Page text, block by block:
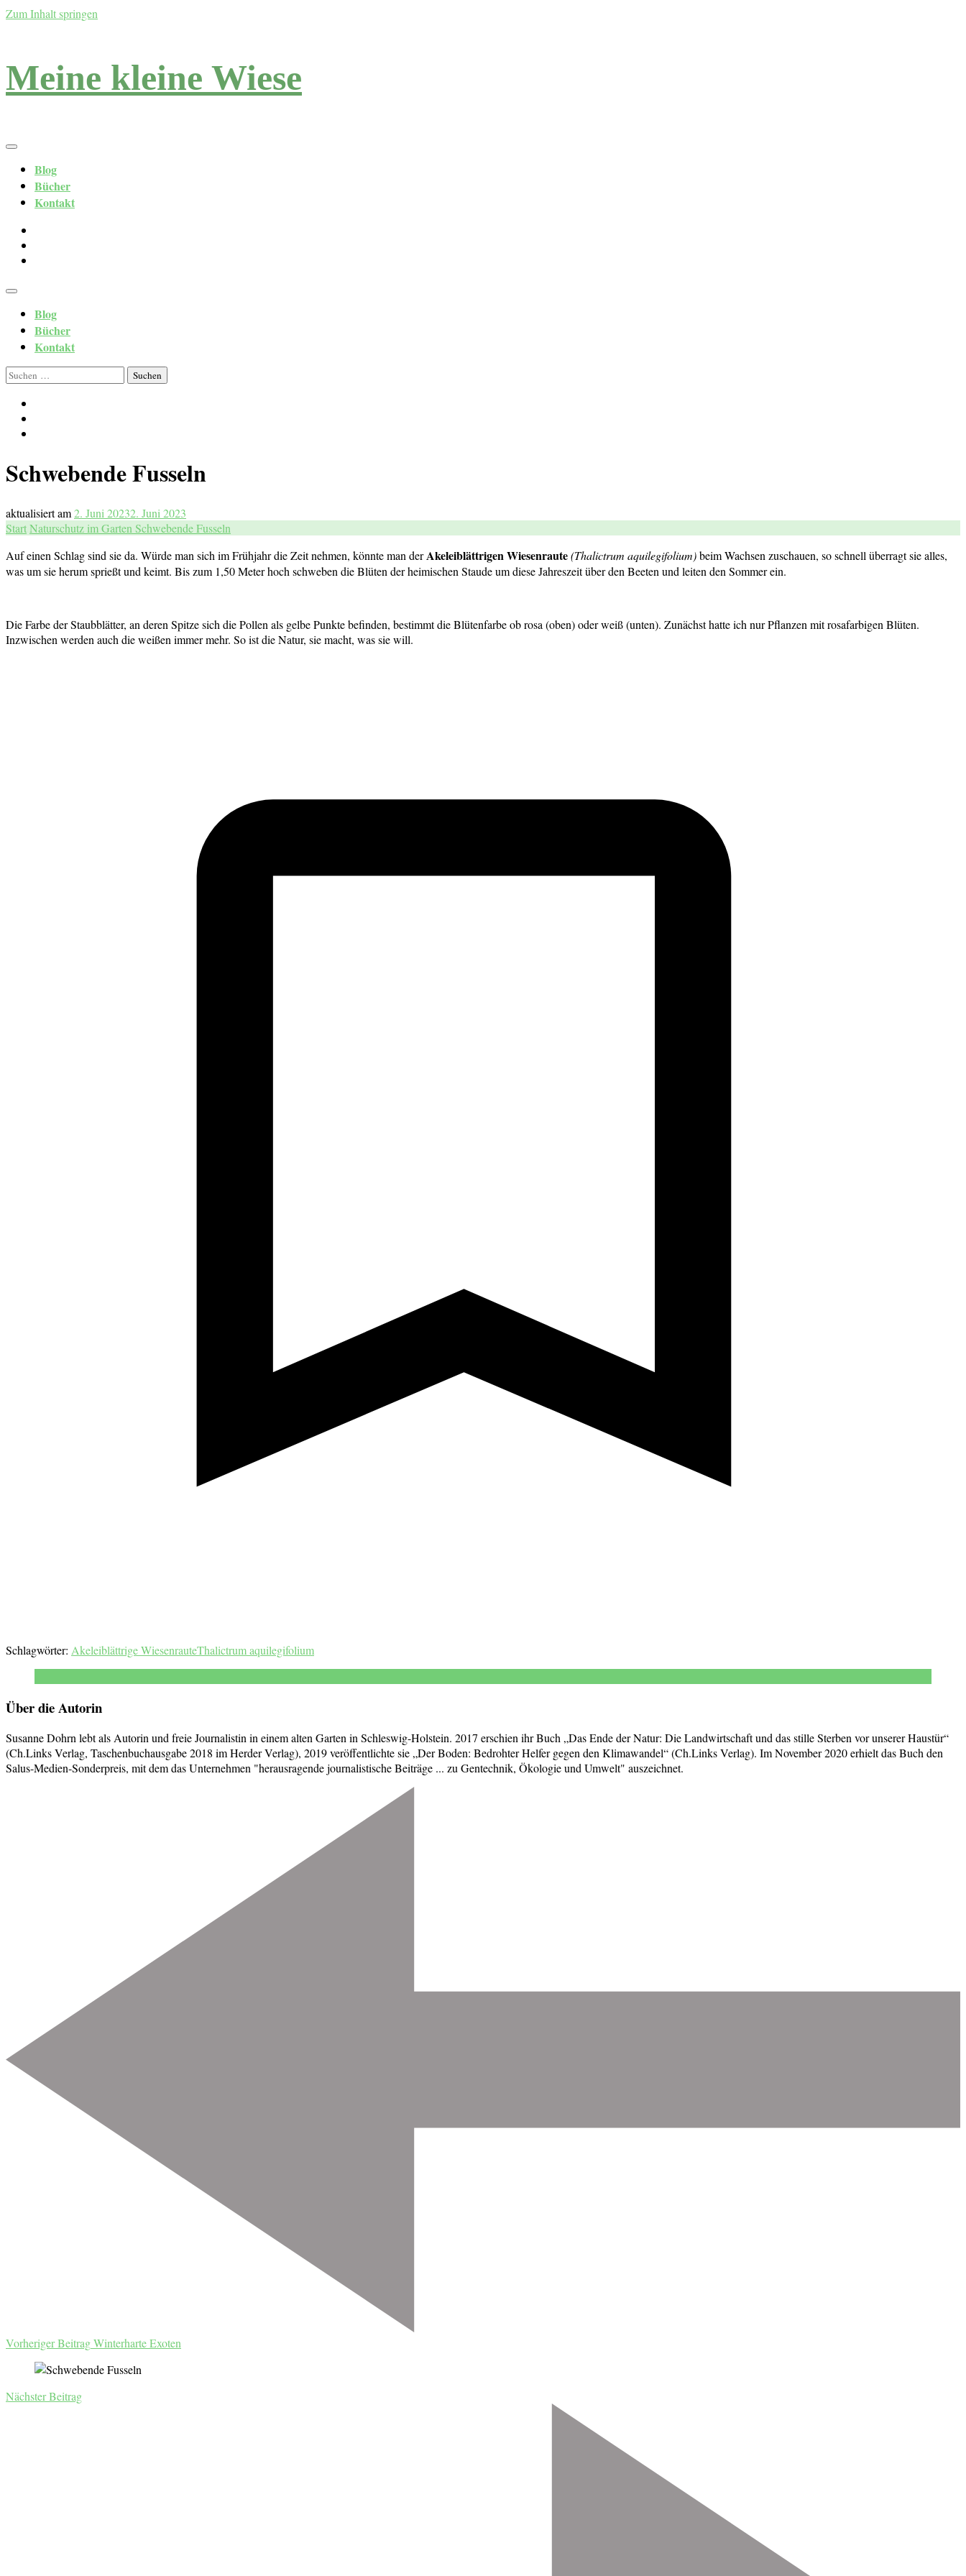
Zum Inhalt springen
Meine kleine Wiese
Blog
Bücher
Kontakt
Blog
Bücher
Kontakt
Suchen
nach:
Schwebende Fusseln
aktualisiert am2. Juni 20232. Juni 2023
StartNaturschutz im Garten Schwebende Fusseln
Auf einen Schlag sind sie da. Würde man sich im Frühjahr die Zeit nehmen, könnte man derAkeleiblättrigen Wiesenraute(Thalictrum aquilegifolium)beim Wachsen zuschauen, so schnell überragt sie alles,
was um sie herum sprießt und keimt. Bis zum 1,50 Meter hoch schweben die Blüten der heimischen Staude um diese Jahreszeit über den Beeten und leiten den Sommer ein.
Die Farbe der Staubblätter, an deren Spitze sich die Pollen als gelbe Punkte befinden, bestimmt die Blütenfarbe ob rosa (oben) oder weiß (unten). Zunächst hatte ich nur Pflanzen mit rosafarbigen Blüten.
Inzwischen werden auch die weißen immer mehr. So ist die Natur, sie macht, was sie will.
Schlagwörter: Akeleiblättrige WiesenrauteThalictrum aquilegifolium
Über die Autorin
Susanne Dohrn lebt als Autorin und freie Journalistin in einem alten Garten in Schleswig-Holstein. 2017 erschien ihr Buch „Das Ende der Natur: Die Landwirtschaft und das stille Sterben vor unserer Haustür“
(Ch.Links Verlag, Taschenbuchausgabe 2018 im Herder Verlag), 2019 veröffentlichte sie „Der Boden: Bedrohter Helfer gegen den Klimawandel“ (Ch.Links Verlag). Im November 2020 erhielt das Buch den
Salus-Medien-Sonderpreis, mit dem das Unternehmen "herausragende journalistische Beiträge ... zu Gentechnik, Ökologie und Umwelt" auszeichnet.
Vorheriger BeitragWinterharte Exoten
Nächster Beitrag